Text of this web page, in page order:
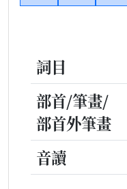
詞目
部首/筆畫/
部首外筆畫
音讀